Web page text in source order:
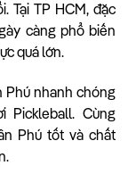
Tại TP HCM, đặc
càng phổ biến
quá lớn.
Phú nhanh chóng
Cùng
Phú tốt và chất